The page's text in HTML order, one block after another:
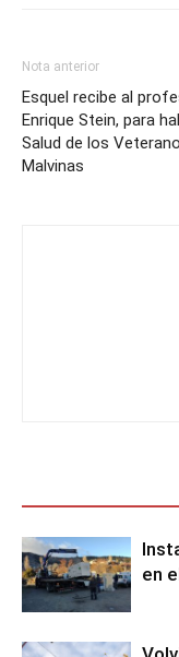
Nota anterior
Esquel recibe al
Enrique Stein, para
Salud de los
Malvinas
en